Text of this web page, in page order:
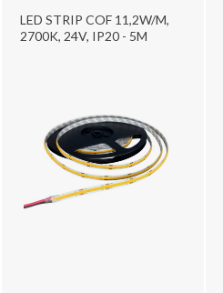
LED STRIP COF 11,2W/M,
2700K, 24V, IP20 - 5M